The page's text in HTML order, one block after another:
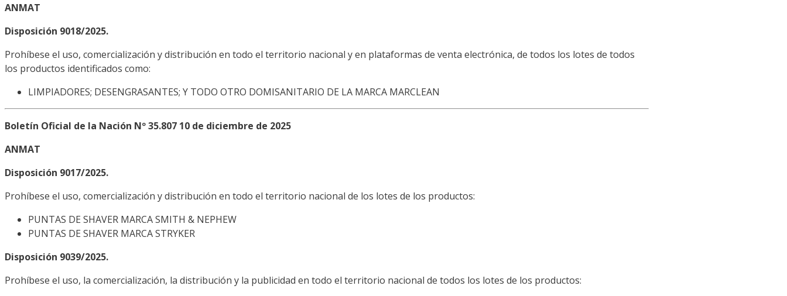
ANMAT
Disposición 9018/2025.
Prohíbese el uso, comercialización y distribución en todo el territorio nacional y en plataformas de venta electrónica, de todos los lotes de todos
los productos identificados como:
LIMPIADORES; DESENGRASANTES; Y TODO OTRO DOMISANITARIO DE LA MARCA MARCLEAN
Boletín Oficial de la Nación Nº 35.807 10 de diciembre de 2025
ANMAT
Disposición 9017/2025.
Prohíbese el uso, comercialización y distribución en todo el territorio nacional de los lotes de los productos:
PUNTAS DE SHAVER MARCA SMITH & NEPHEW
PUNTAS DE SHAVER MARCA STRYKER
Disposición 9039/2025.
Prohíbese el uso, la comercialización, la distribución y la publicidad en todo el territorio nacional de todos los lotes de los productos: